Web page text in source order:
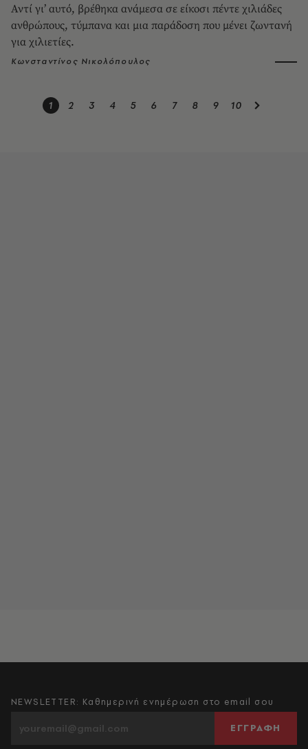
Αντί γι’ αυτό, βρέθηκα ανάμεσα σε είκοσι πέντε χιλιάδες
ανθρώπους, τύμπανα και μια παράδοση που μένει ζωντανή
για χιλιετίες.
Κωνσταντίνος Νικολόπουλος
1 2 3 4 5 6 7 8 9 10
NEWSLETTER: Καθημερινή ενημέρωση στο email σου
ΕΓΓΡΑΦΗ